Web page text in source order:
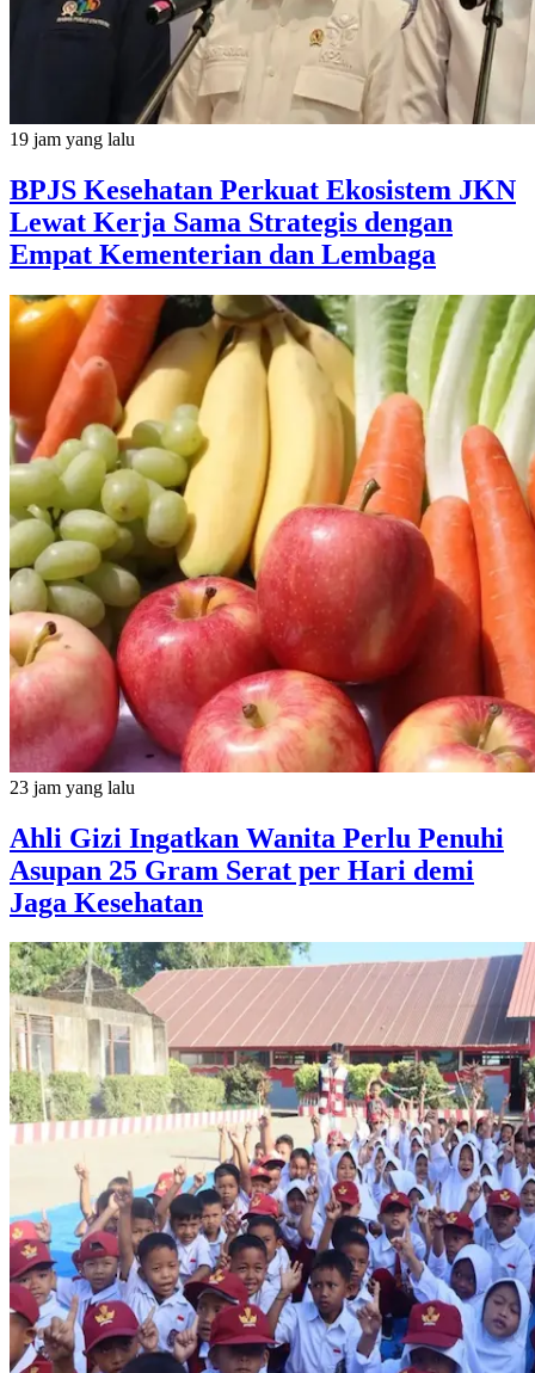
19 jam yang lalu
BPJS Kesehatan Perkuat Ekosistem JKN
Lewat Kerja Sama Strategis dengan
Empat Kementerian dan Lembaga
23 jam yang lalu
Ahli Gizi Ingatkan Wanita Perlu Penuhi
Asupan 25 Gram Serat per Hari demi
Jaga Kesehatan